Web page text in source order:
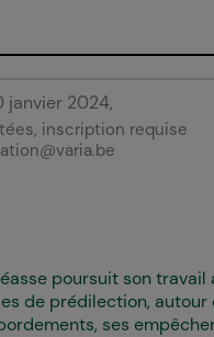
janvier 2024
inscription requise
poursuit son travail
de prédilection, autour
ses